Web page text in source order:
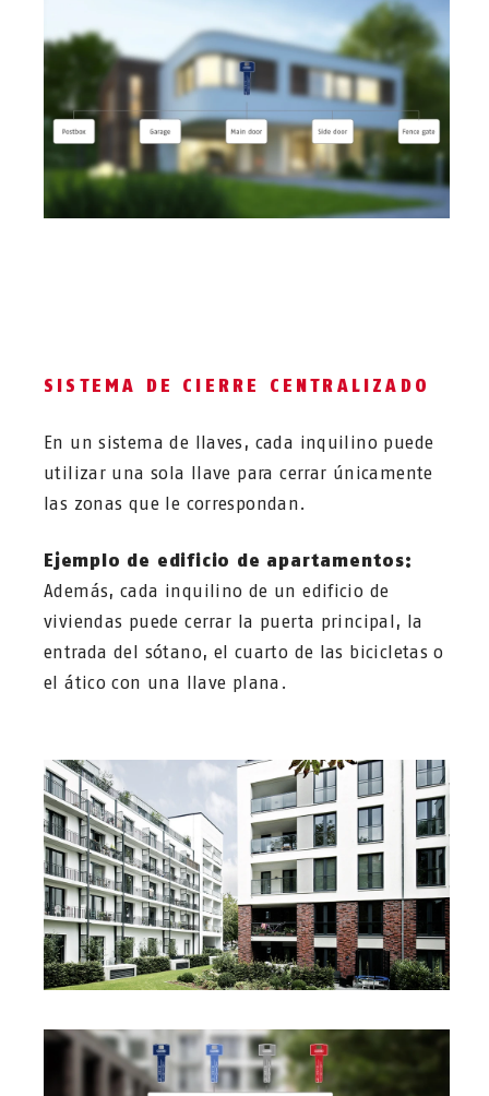
SISTEMA DE CIERRE CENTRALIZADO
En un sistema de llaves, cada inquilino puede
utilizar una sola llave para cerrar únicamente
las zonas que le correspondan.
Ejemplo de edificio de apartamentos:
Además, cada inquilino de un edificio de
viviendas puede cerrar la puerta principal, la
entrada del sótano, el cuarto de las bicicletas o
el ático con una llave plana.